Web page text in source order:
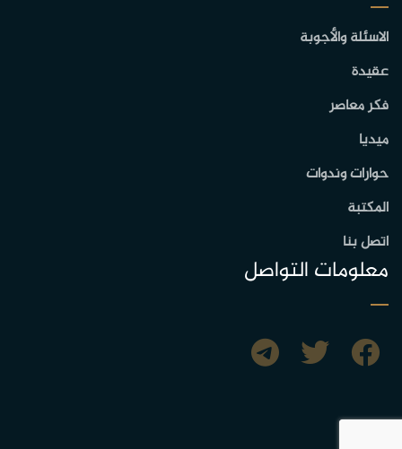
الاسئلة والأجوبة
عقيدة
فكر معاصر
ميديا
حوارات وندوات
المكتبة
اتصل بنا
معلومات التواصل